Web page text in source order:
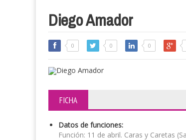
Diego Amador
0 0 0
FICHA
Datos de funciones:
Función: 11 de abril. Caras y Caretas